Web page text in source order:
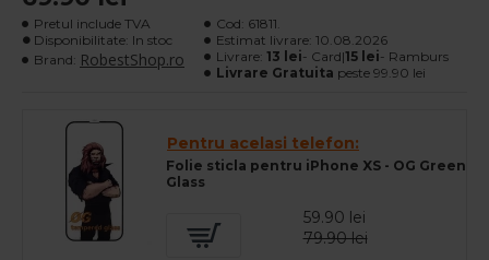
Pretul include TVA
Disponibilitate: In stoc
Brand: RobestShop.ro
Cod: 61811.
Estimat livrare: 10.08.2026
Livrare: 13 lei- Card|15 lei- Ramburs
Livrare Gratuita peste 99.90 lei
Pentru acelasi telefon:
Folie sticla pentru iPhone XS - OG Green
Glass
59.90 lei
79.90 lei